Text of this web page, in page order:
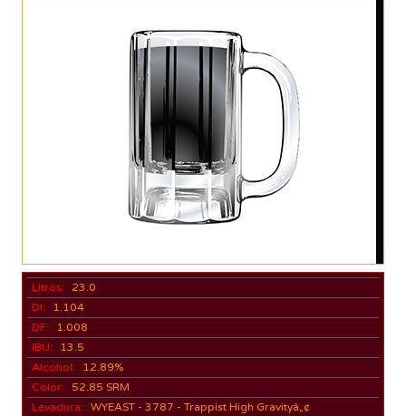
Litros:
23.0
DI:
1.104
DF:
1.008
IBU:
13.5
Alcohol:
12.89%
Color:
52.85 SRM
Levadura: WYEAST - 3787 - Trappist High Gravityâ„¢